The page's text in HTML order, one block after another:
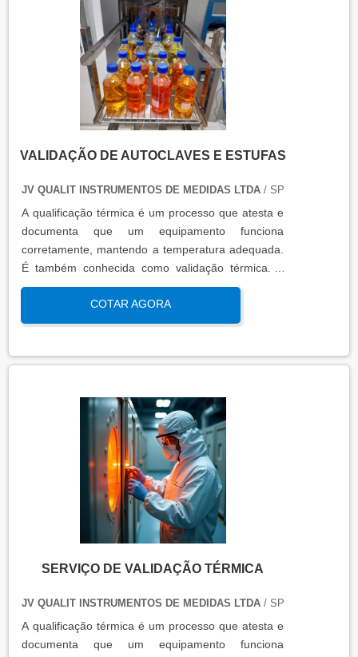
VALIDAÇÃO DE AUTOCLAVES E ESTUFAS
JV QUALIT INSTRUMENTOS DE MEDIDAS LTDA/ SP
A qualificação térmica é um processo que atesta e
documenta que um equipamento funciona
corretamente, mantendo a temperatura adequada.
É também conhecida como validação térmica. A
qualificação térmica é importante para garantir a
qualidade e eficiência de equipamentos que
precisam de controle de temperatura. É aplicada a
produtos, como autoclaves, estufas, câmaras frias,
qualificação térmica é apresentado em um relatório
técnico que contém informações como gráficos,
certificados de calibração e a conclusão das
condições funcionais.
COTAR AGORA
SERVIÇO DE VALIDAÇÃO TÉRMICA
JV QUALIT INSTRUMENTOS DE MEDIDAS LTDA/ SP
A qualificação térmica é um processo que atesta e
documenta que um equipamento funciona